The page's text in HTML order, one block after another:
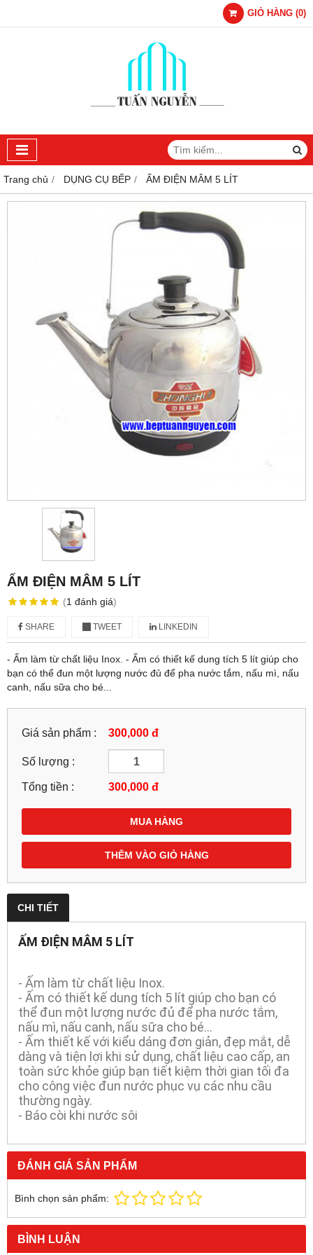
GIỎ HÀNG (0)
Trang chủ DỤNG CỤ BẾP ẤM ĐIỆN MÂM 5 LÍT
ẤM ĐIỆN MÂM 5 LÍT
(1 đánh giá)
SHARE TWEET LINKEDIN
- Ấm làm từ chất liệu Inox. - Ấm có thiết kế dung tích 5 lít giúp cho
bạn có thể đun một lượng nước đủ để pha nước tắm, nấu mì, nấu
canh, nấu sữa cho bé...
Giá sản phẩm : 300,000 đ
Số lượng :
Tổng tiền : 300,000 đ
MUA HÀNG
THÊM VÀO GIỎ HÀNG
CHI TIẾT
ẤM ĐIỆN MÂM 5 LÍT
- Ấm làm từ chất liệu Inox.
- Ấm có thiết kế dung tích 5 lít giúp cho bạn có
thể đun một lượng nước đủ để pha nước tắm,
nấu mì, nấu canh, nấu sữa cho bé...
- Ấm thiết kế với kiểu dáng đơn giản, đẹp mắt, dễ
dàng và tiện lợi khi sử dụng, chất liệu cao cấp, an
toàn sức khỏe giúp bạn tiết kiệm thời gian tối đa
cho công việc đun nước phục vụ các nhu cầu
thường ngày.
- Báo còi khi nước sôi
ĐÁNH GIÁ SẢN PHẨM
Bình chọn sản phẩm:
BÌNH LUẬN